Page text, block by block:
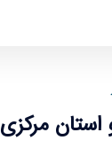
مرکزی